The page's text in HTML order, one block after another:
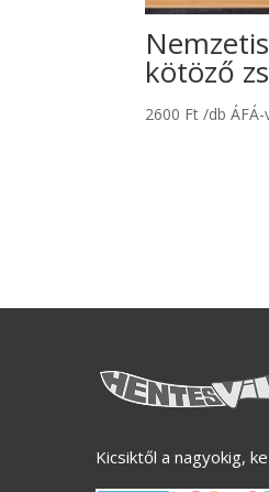
kötöző
2600 Ft /db ÁFÁ-
Kicsiktől a nagyokig,